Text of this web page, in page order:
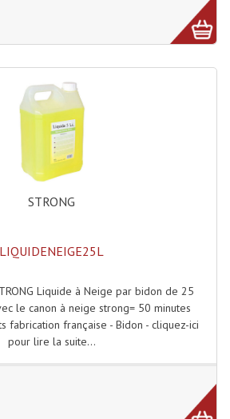
Enceintes Monitoring
Moteurs Tweeters Filtres
Haut Parleurs Sono
Filtres Passifs
Parleurs Amplis Guitare
Audio & Sources
Platines Disque Vinyles
STRONG
LIQUIDENEIGE25L
Liquide à Neige par bidon de 25
le canon à neige strong= 50 minutes
fabrication française - Bidon - cliquez-ici
pour lire la suite...